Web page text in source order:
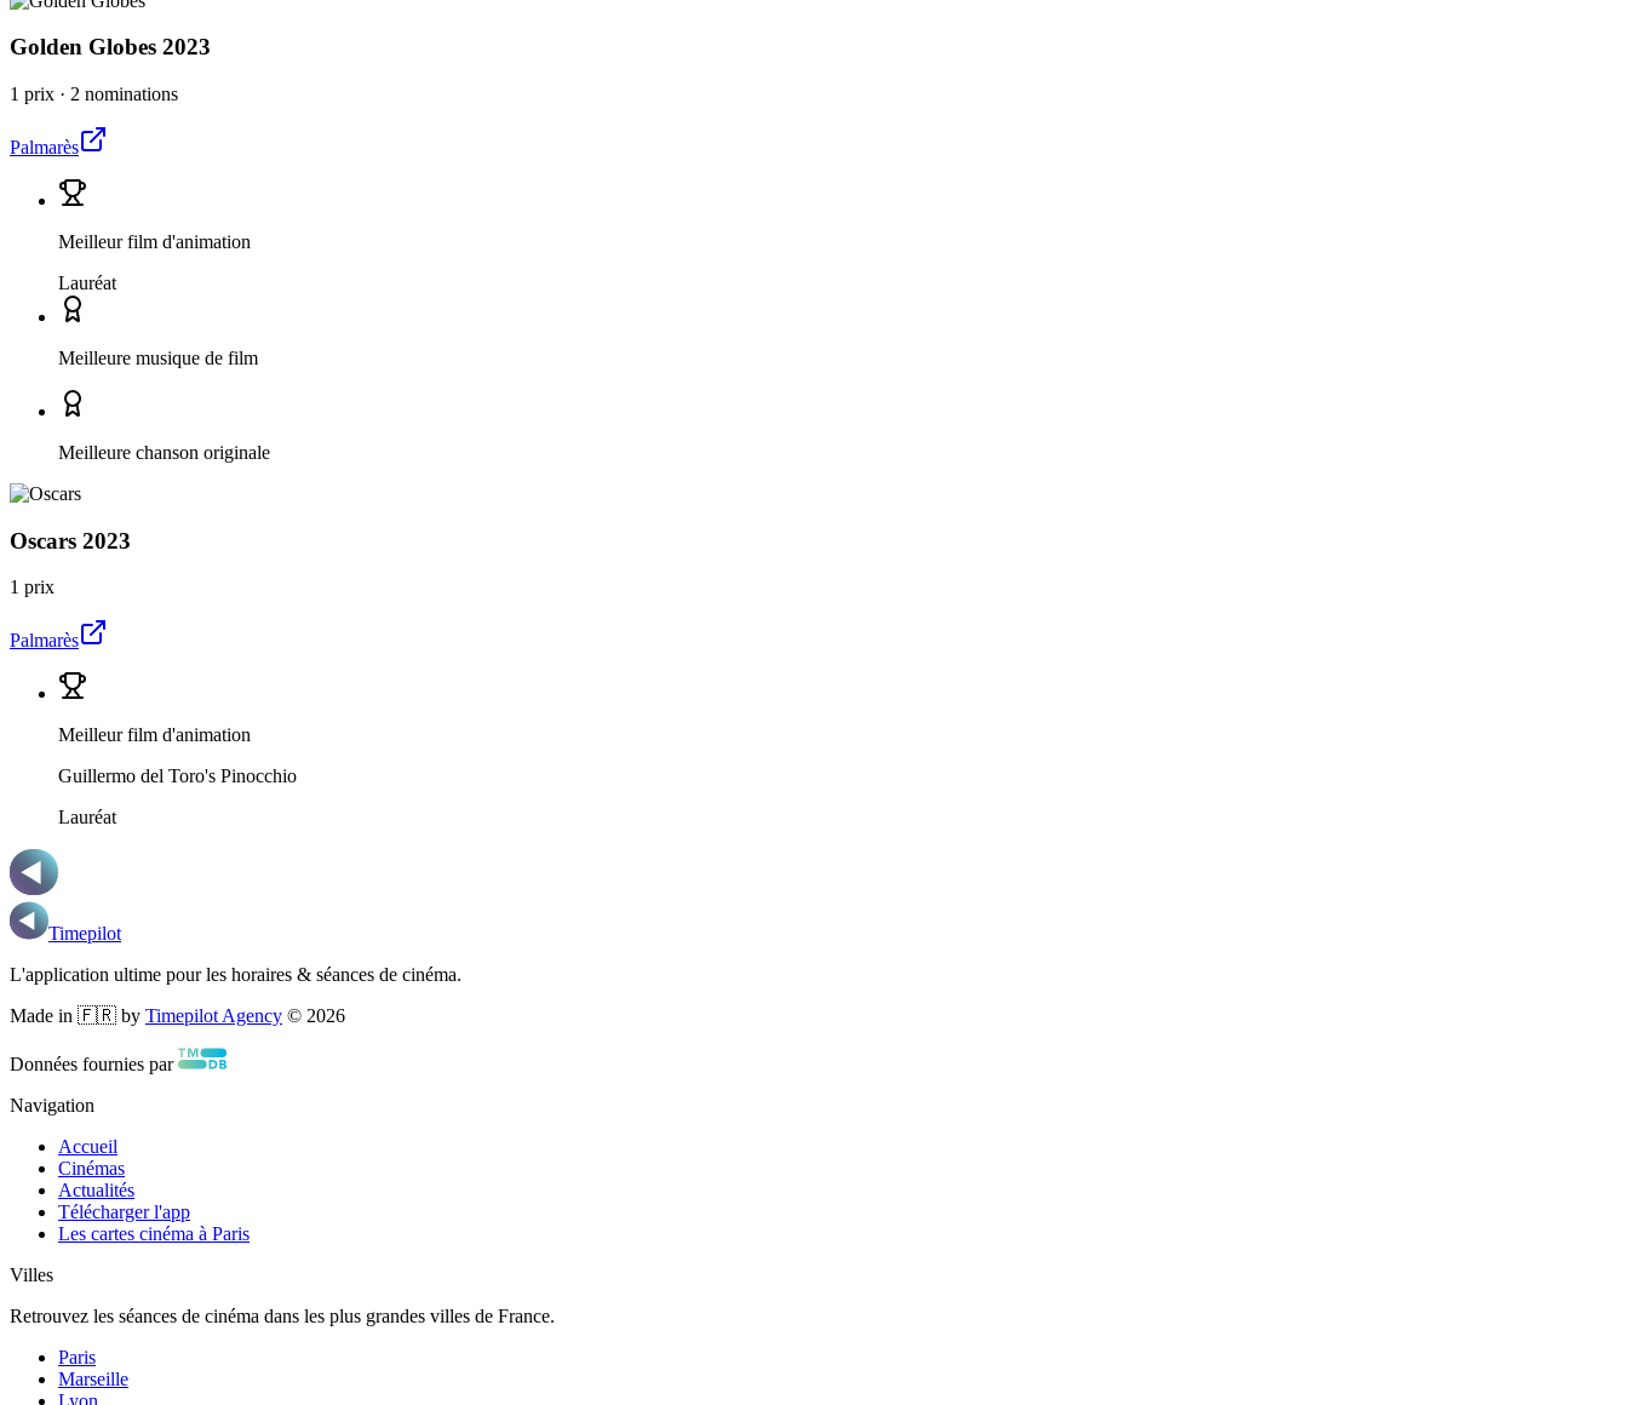
Golden Globes 2023
1 prix · 2 nominations
Palmarès
Meilleur film d'animation
Lauréat
Meilleure musique de film
Meilleure chanson originale
Oscars 2023
1 prix
Palmarès
Meilleur film d'animation
Guillermo del Toro's Pinocchio
Lauréat
Timepilot
L'application ultime pour les horaires & séances de cinéma.
Made in 🇫🇷 by Timepilot Agency © 2026
Données fournies par
Navigation
Accueil
Cinémas
Actualités
Télécharger l'app
Les cartes cinéma à Paris
Villes
Retrouvez les séances de cinéma dans les plus grandes villes de France.
Paris
Marseille